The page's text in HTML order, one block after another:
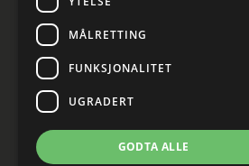
Cookies innstillinger
MÅLRETTING
FUNKSJONALITET
UGRADERT
GODTA ALLE